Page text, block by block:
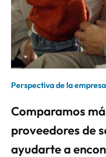
Perspectiva de la empresa
Comparamos
proveedores de
ayudarte a